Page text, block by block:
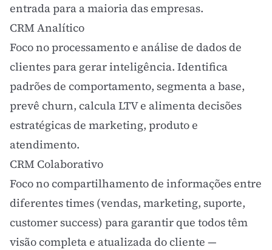
entrada para a maioria das empresas.
CRM Analítico
Foco no processamento e análise de dados de
clientes para gerar inteligência. Identifica
padrões de comportamento, segmenta a base,
prevê churn, calcula LTV e alimenta decisões
estratégicas de marketing, produto e
atendimento.
CRM Colaborativo
Foco no compartilhamento de informações entre
diferentes times (vendas, marketing, suporte,
customer success) para garantir que todos têm
visão completa e atualizada do cliente —